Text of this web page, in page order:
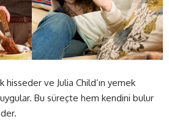
hisseder ve Julia Child’ın yemek
Bu süreçte hem kendini bulur